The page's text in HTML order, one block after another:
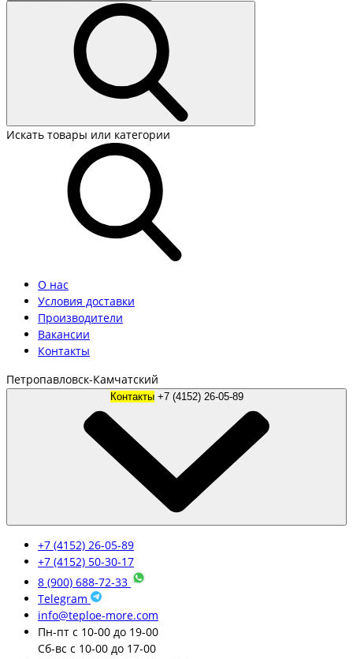
Искать товары или категории
О нас
Условия доставки
Производители
Вакансии
Контакты
Петропавловск-Камчатский
Контакты +7 (4152) 26-05-89
+7 (4152) 26-05-89
+7 (4152) 50-30-17
8 (900) 688-72-33
Telegram
info@teploe-more.com
Пн-пт с 10-00 до 19-00
Сб-вс с 10-00 до 17-00